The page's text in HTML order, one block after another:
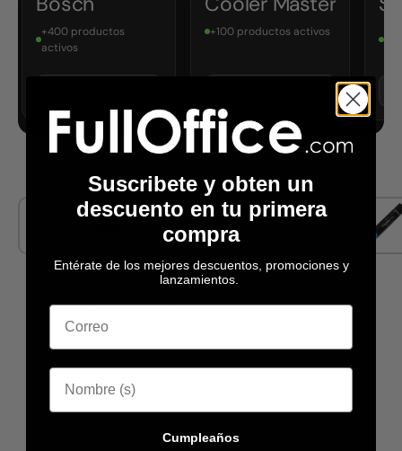
+100 productos activos
+300 productos
Ver tienda
Suscribete y obten un
descuento en tu primera
compra
Entérate de los mejores descuentos, promociones y
lanzamientos.
Cumpleaños